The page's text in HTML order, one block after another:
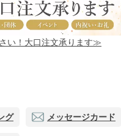
い！大口注文承ります≫
グ メッセージカード